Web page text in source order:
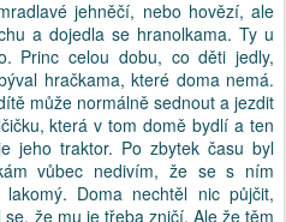
jehněčí, nebo hovězí, ale
a dojedla se hranolkama. Ty u
Princ celou dobu, co děti jedly,
hračkama, které doma nemá.
může normálně sednout a jezdit
která v tom domě bydlí a ten
jeho traktor. Po zbytek času byl
vůbec nedivím, že se s ním
Doma nechtěl nic půjčit,
že mu je třeba zničí. Ale že těm